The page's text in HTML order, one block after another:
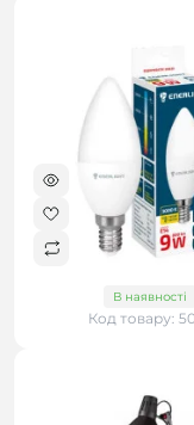
В наявності
Код товару: